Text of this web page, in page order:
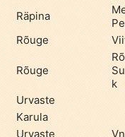
Räpina
Rõuge
Rõuge
k
Urvaste
Karula
Urvaste